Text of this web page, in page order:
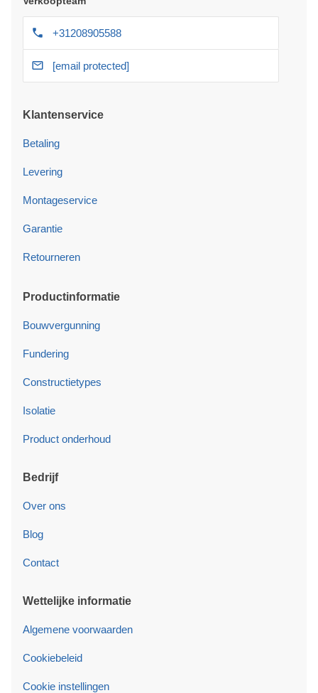
+31208905588
[email protected]
Klantenservice
Betaling
Levering
Montageservice
Garantie
Retourneren
Productinformatie
Bouwvergunning
Fundering
Constructietypes
Isolatie
Product onderhoud
Bedrijf
Over ons
Blog
Contact
Wettelijke informatie
Algemene voorwaarden
Cookiebeleid
Cookie instellingen